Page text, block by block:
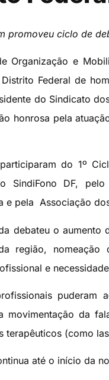
promoveu ciclo de
Organização e
Federal de
do Sindicato
honrosa pela
do 1º
SindiFono DF,
e pela Associação
debateu o aumento
região,
e
puderam
movimentação da
terapêuticos (como
até o início da